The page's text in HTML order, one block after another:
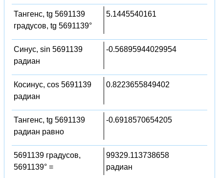
Тангенс, tg 5691139
градусов, tg 5691139°
5.1445540161
Синус, sin 5691139
радиан
-0.56895944029954
Косинус, cos 5691139
радиан
0.8223655849402
Тангенс, tg 5691139
радиан равно
-0.6918570654205
5691139 градусов,
5691139° =
99329.113738658
радиан